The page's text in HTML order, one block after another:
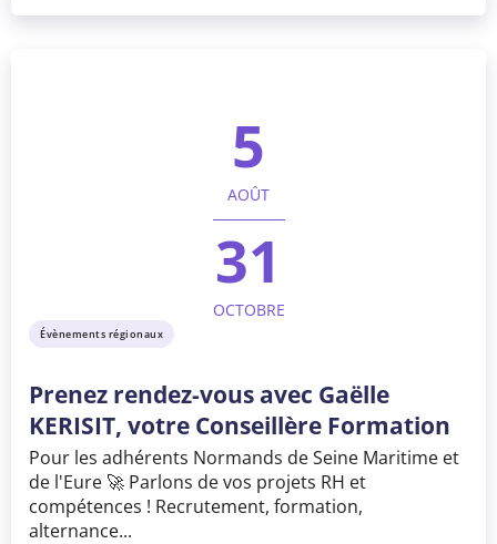
5
AOÛT
31
OCTOBRE
Évènements régionaux
Prenez rendez-vous avec Gaëlle
KERISIT, votre Conseillère Formation
Pour les adhérents Normands de Seine Maritime et
de l'Eure 🚀 Parlons de vos projets RH et
compétences ! Recrutement, formation,
alternance...